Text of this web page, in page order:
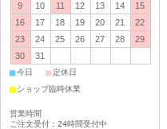
9
10 11 12 13 14
15
16
17 18 19 20 21
22
23
24 25 26 27 28
29
30
31
■今日 ■ 定休日
■ ショップ臨時休業
営業時間
ご注文受付：24時間受付中